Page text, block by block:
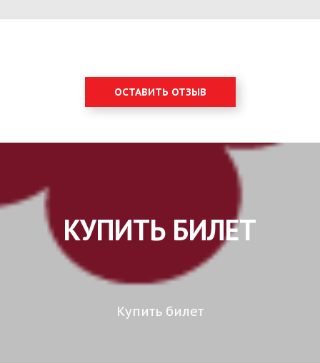
ОСТАВИТЬ ОТЗЫВ
КУПИТЬ БИЛЕТ
Купить билет